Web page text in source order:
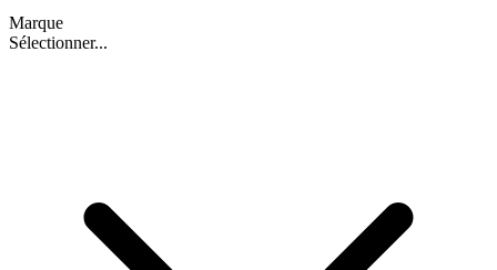
Marque
Sélectionner...